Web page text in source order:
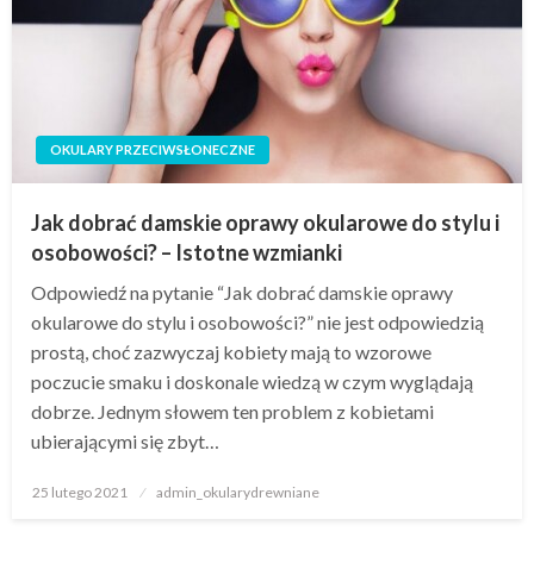
OKULARY PRZECIWSŁONECZNE
Jak dobrać damskie oprawy okularowe do stylu i
osobowości? – Istotne wzmianki
Odpowiedź na pytanie “Jak dobrać damskie oprawy
okularowe do stylu i osobowości?” nie jest odpowiedzią
prostą, choć zazwyczaj kobiety mają to wzorowe
poczucie smaku i doskonale wiedzą w czym wyglądają
dobrze. Jednym słowem ten problem z kobietami
ubierającymi się zbyt…
Napisano
25 lutego 2021 admin_okularydrewniane